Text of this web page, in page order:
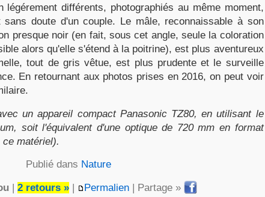
différents, photographiés au même moment,
doute d'un couple. Le mâle, reconnaissable à son
presque noir (en fait, sous cet angle, seule la coloration
alors qu'elle s'étend à la poitrine), est plus aventureux
tout de gris vêtue, est plus prudente et le surveille
En retournant aux photos prises en 2016, on peut voir
un appareil compact Panasonic TZ80, en utilisant le
soit l'équivalent d'une optique de 720 mm en format
matériel).
Publié dans Nature
|2 retours » | Permalien | Partage »